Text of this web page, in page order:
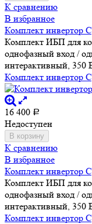
К сравнению
В избранное
Комплект инвертор
Комплект ИБП для
однофазный вход /
интерактивный, 350
Комплект инвертор
16 400 Р
Недоступен
В корзину
К сравнению
В избранное
Комплект инвертор
Комплект ИБП для
однофазный вход /
интерактивный, 350
Комплект инвертор